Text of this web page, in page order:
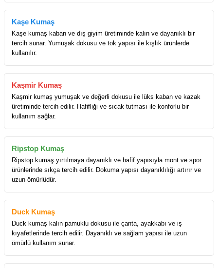
Kaşe Kumaş
Kaşe kumaş kaban ve dış giyim üretiminde kalın ve dayanıklı bir
tercih sunar. Yumuşak dokusu ve tok yapısı ile kışlık ürünlerde
kullanılır.
Kaşmir Kumaş
Kaşmir kumaş yumuşak ve değerli dokusu ile lüks kaban ve kazak
üretiminde tercih edilir. Hafifliği ve sıcak tutması ile konforlu bir
kullanım sağlar.
Ripstop Kumaş
Ripstop kumaş yırtılmaya dayanıklı ve hafif yapısıyla mont ve spor
ürünlerinde sıkça tercih edilir. Dokuma yapısı dayanıklılığı artırır ve
uzun ömürlüdür.
Duck Kumaş
Duck kumaş kalın pamuklu dokusu ile çanta, ayakkabı ve iş
kıyafetlerinde tercih edilir. Dayanıklı ve sağlam yapısı ile uzun
ömürlü kullanım sunar.